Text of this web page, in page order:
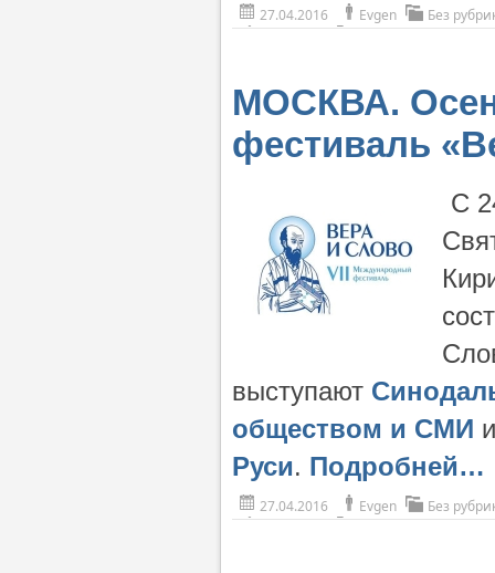
27.04.2016 Evgen Без
МОСКВА.
фестиваль
С
выступают
обществом и СМИ и
Руси. Подробней…
27.04.2016 Evgen Без